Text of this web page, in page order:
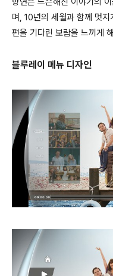
며, 10년의 세월과 함께 멋
편을 기다린 보람을 느끼게
블루레이 메뉴 디자인